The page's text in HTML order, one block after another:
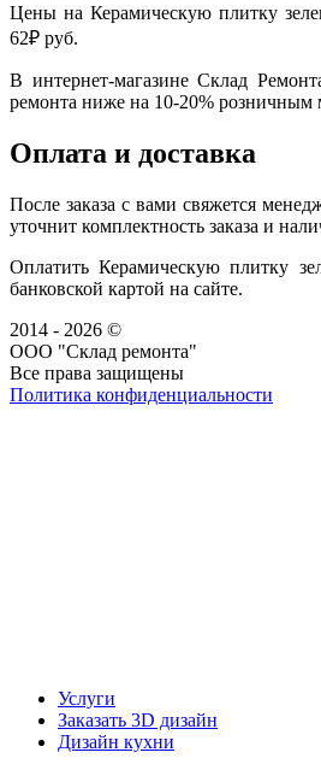
Цены на Керамическую плитку
62₽ руб.
В интернет-магазине Склад
ремонта ниже на 10-20% розничным
Оплата и доставка
После заказа с вами свяжется
уточнит комплектность заказа и
Оплатить Керамическую плитку
банковской картой на сайте.
2014 - 2026 ©
ООО "Склад ремонта"
Все права защищены
Политика конфиденциальности
Услуги
Заказать 3D дизайн
Дизайн кухни